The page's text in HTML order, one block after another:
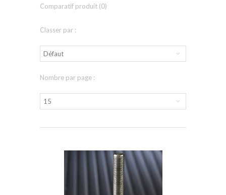
Comparatif produit (0)
Classer par :
Nombre par page :